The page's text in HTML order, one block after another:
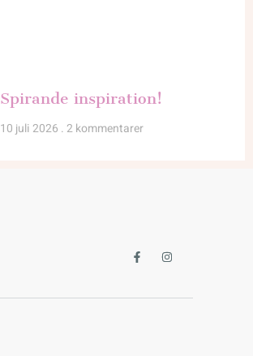
Spirande inspiration!
10 juli 2026 2 kommentarer